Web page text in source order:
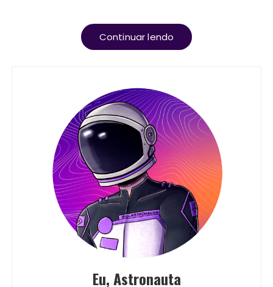
Continuar lendo
Eu, Astronauta